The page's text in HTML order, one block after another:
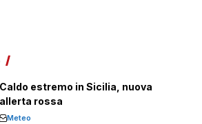
Caldo estremo in Sicilia, nuova
allerta rossa
Meteo